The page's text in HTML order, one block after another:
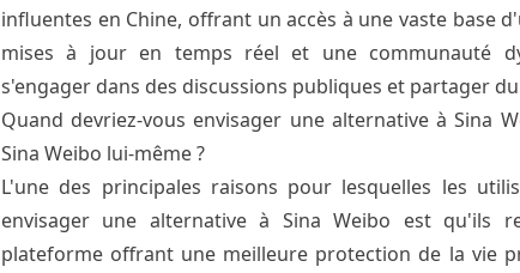
influentes en Chine, offrant un accès à une vaste base
mises à jour en temps réel et une communauté
s'engager dans des discussions publiques et partager
Quand devriez-vous envisager une alternative à Sina
Sina Weibo lui-même ?
L'une des principales raisons pour lesquelles les
envisager une alternative à Sina Weibo est qu'ils
plateforme offrant une meilleure protection de la vie